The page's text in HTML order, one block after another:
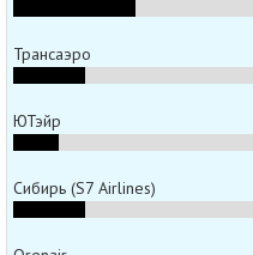
Трансаэро
ЮТэйр
Сибирь (S7 Airlines)